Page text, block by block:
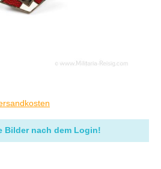
Bilder nach dem Login!